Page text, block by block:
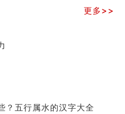
更多>>
？五行属水的汉字大全